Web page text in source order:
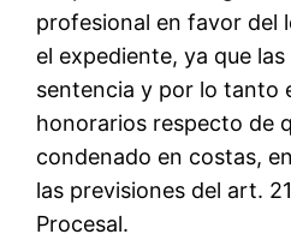
profesional en favor del
el expediente, ya que
sentencia y por lo tanto
honorarios respecto de
condenado en costas,
las previsiones del art.
Procesal.